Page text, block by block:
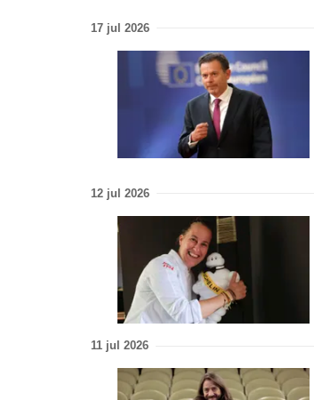
17 jul 2026
12 jul 2026
11 jul 2026